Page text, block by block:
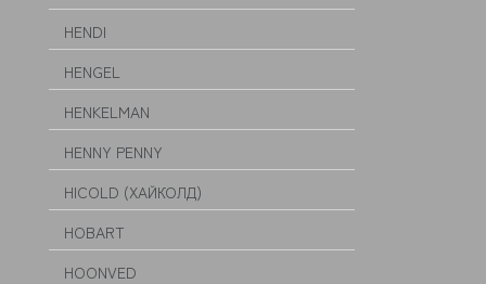
HENDI
HENGEL
HENKELMAN
HENNY PENNY
HICOLD (ХАЙКОЛД)
HOBART
HOONVED